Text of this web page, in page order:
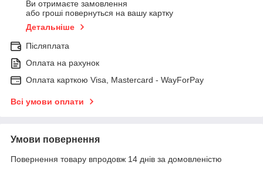
Ви отримаєте замовлення
або гроші повернуться на вашу картку
Детальніше
Післяплата
Оплата на рахунок
Оплата карткою Visa, Mastercard - WayForPay
Всі умови оплати
Умови повернення
Повернення товару впродовж 14 днів за домовленістю